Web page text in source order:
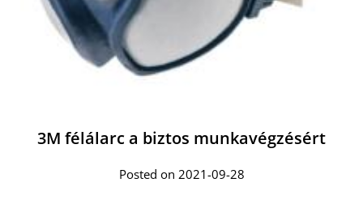
3M félálarc a biztos munkavégzésért
Posted on 2021-09-28